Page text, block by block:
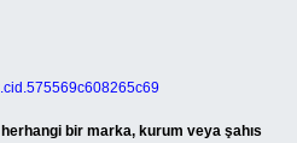
bir marka, kurum veya şahıs